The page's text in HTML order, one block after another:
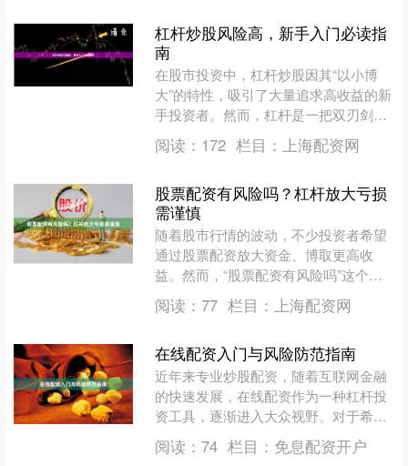
杠杆炒股风险高，新手入门必读指
南
在股市投资中，杠杆炒股因其“以小博
大”的特性，吸引了大量追求高收益的新
手投资者。然而，杠杆是一把双刃剑，
在放大收益的同时，也成倍放大了风
险。对于缺乏经验的新手而....
阅读： 172 栏目： 上海配资网
股票配资有风险吗？杠杆放大亏损
需谨慎
随着股市行情的波动，不少投资者希望
通过股票配资放大资金、博取更高收
益。然而，“股票配资有风险吗”这个问
题，每一个参与者在入场前都应当认真
思考。答案很明确：**股....
阅读： 77 栏目： 上海配资网
在线配资入门与风险防范指南
近年来专业炒股配资，随着互联网金融
的快速发展，在线配资作为一种杠杆投
资工具，逐渐进入大众视野。对于希望
放大资金效益的投资者而言，配资平台
提供了便捷的融资渠道。然....
阅读： 74 栏目： 免息配资开户